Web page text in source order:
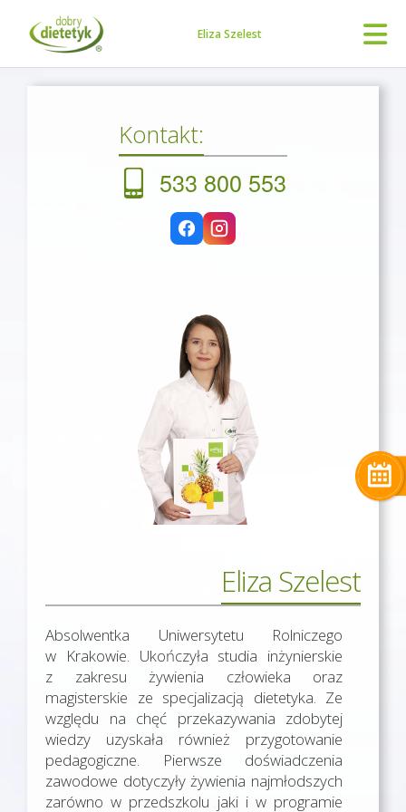
Eliza Szelest
Kontakt:
533 800 553
Eliza Szelest
Absolwentka Uniwersytetu Rolniczego
w Krakowie. Ukończyła studia inżynierskie
z zakresu żywienia człowieka oraz
magisterskie ze specjalizacją dietetyka. Ze
względu na chęć przekazywania zdobytej
wiedzy uzyskała również przygotowanie
pedagogiczne. Pierwsze doświadczenia
zawodowe dotyczyły żywienia najmłodszych
zarówno w przedszkolu jaki i w programie